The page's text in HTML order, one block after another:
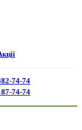
74-74
74-74